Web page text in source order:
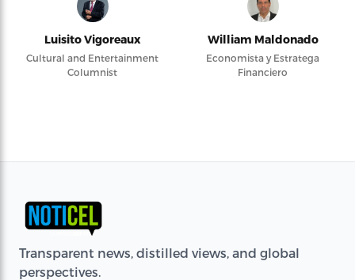
Luisito Vigoreaux
Cultural and Entertainment
Columnist
William Maldonado
Economista y Estratega
Financiero
Transparent news, distilled views, and global
perspectives.